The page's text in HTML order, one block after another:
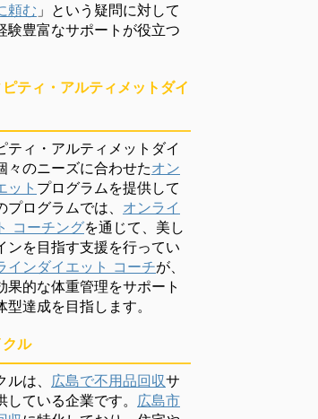
頼む 」という疑問に対して
験豊富なサポートが役立つ
ティ・アルティメットダイ
ティ・アルティメットダイ
々のニーズに合わせたオン
ット プログラムを提供して
プログラムでは、 オンライ
コーチングを通じて、美し
ンを目指す支援を行ってい
インダイエット コーチが、
果的な体重管理をサポート
型達成を目指します。
ル
は、 広島で不用品回収サ
している企業です。 広島市